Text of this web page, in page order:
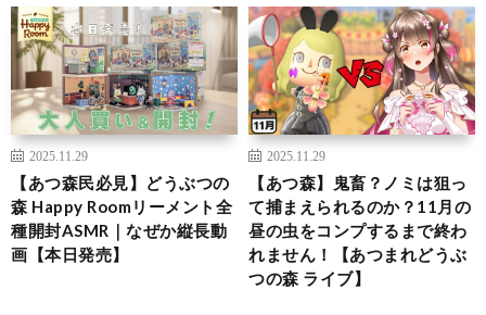
2025.11.29
【あつ森民必見】どうぶつの
森 Happy Roomリーメント全
種開封ASMR｜なぜか縦長動
画【本日発売】
2025.11.29
【あつ森】鬼畜？ノミは狙っ
て捕まえられるのか？11月の
昼の虫をコンプするまで終わ
れません！【あつまれどうぶ
つの森 ライブ】